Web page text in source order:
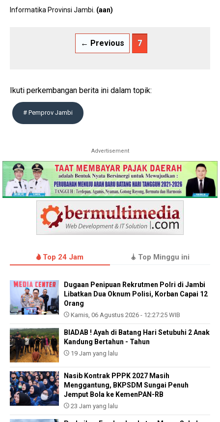
Informatika Provinsi Jambi. (aan)
← Previous 7
Ikuti perkembangan berita ini dalam topik:
# Pemprov Jambi
Advertisement
Top 24 Jam Top Minggu ini
Dugaan Penipuan Rekrutmen Polri di Jambi
Libatkan Dua Oknum Polisi, Korban Capai 12
Orang
Kamis, 06 Agustus 2026 - 12:27:25 WIB
BIADAB ! Ayah di Batang Hari Setubuhi 2 Anak
Kandung Bertahun - Tahun
19 Jam yang lalu
Nasib Kontrak PPPK 2027 Masih
Menggantung, BKPSDM Sungai Penuh
Jemput Bola ke KemenPAN-RB
23 Jam yang lalu